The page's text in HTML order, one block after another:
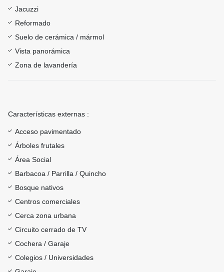
Jacuzzi
Reformado
Suelo de cerámica / mármol
Vista panorámica
Zona de lavandería
Características externas :
Acceso pavimentado
Árboles frutales
Área Social
Barbacoa / Parrilla / Quincho
Bosque nativos
Centros comerciales
Cerca zona urbana
Circuito cerrado de TV
Cochera / Garaje
Colegios / Universidades